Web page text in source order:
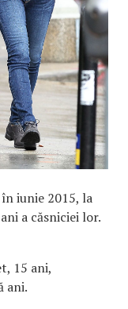
iunie 2015, la
a căsniciei lor.
15 ani,
ani.